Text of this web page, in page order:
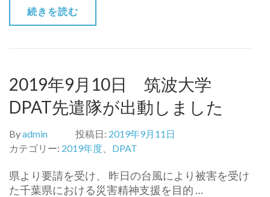
続きを読む
2019年9月10日 筑波大学
DPAT先遣隊が出動しました
Byadmin 投稿日: 2019年9月11日
カテゴリー: 2019年度 DPAT
県より要請を受け、 昨日の台風により被害を受け
た千葉県における災害精神支援を目的 …